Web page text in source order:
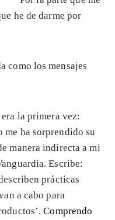
he de darme por
como los mensajes
la primera vez:
me ha sorprendido su
manera indirecta a mi
Escribe:
prácticas
a cabo para
Comprendo